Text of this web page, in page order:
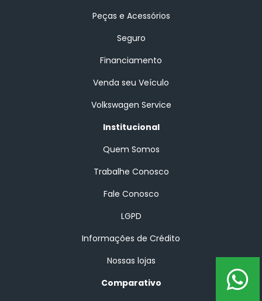
Peças e Acessórios
Seguro
Financiamento
Venda seu Veículo
Volkswagen Service
Institucional
Quem Somos
Trabalhe Conosco
Fale Conosco
LGPD
Informações de Crédito
Nossas lojas
Comparativo